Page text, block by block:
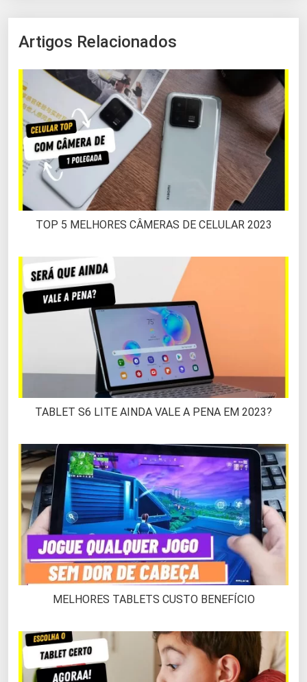
Artigos Relacionados
TOP 5 MELHORES CÂMERAS DE CELULAR 2023
TABLET S6 LITE AINDA VALE A PENA EM 2023?
MELHORES TABLETS CUSTO BENEFÍCIO